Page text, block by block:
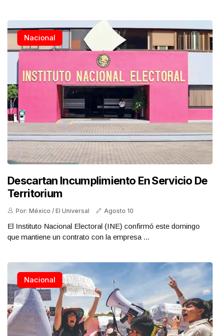
Nacional
Descartan Incumplimiento En Servicio De
Territorium
Por: México / El Universal Agosto 10
El Instituto Nacional Electoral (INE) confirmó este domingo
que mantiene un contrato con la empresa ...
Nacional